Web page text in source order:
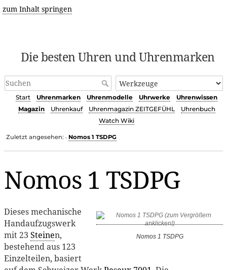
zum Inhalt springen
Die besten Uhren und Uhrenmarken
Start Uhrenmarken Uhrenmodelle Uhrwerke
Uhrenwissen
Magazin
Uhrenkauf Uhrenmagazin ZEITGEFÜHL
Uhrenbuch
Watch Wiki
Zuletzt angesehen: • Nomos 1 TSDPG
Nomos 1 TSDPG
Nomos 1 TSDPG
Dieses mechanische
Handaufzugswerk
mit 23 Steinen,
bestehend aus 123
Einzelteilen, basiert